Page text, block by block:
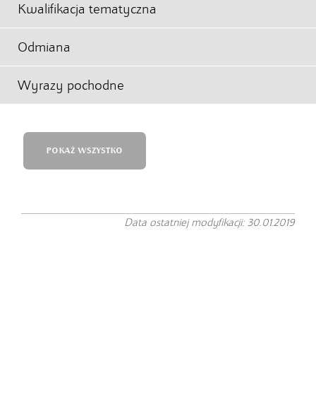
Kwalifikacja tematyczna
Odmiana
Wyrazy pochodne
POKAŻ WSZYSTKO
Data ostatniej modyfikacji: 30.01.2019